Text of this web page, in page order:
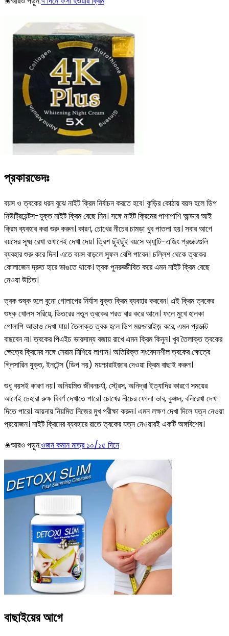
প্রকারভেদঃ
বয়স ও ত্বকের ধরন বুঝে নাইট ক্রিম নির্বাচন করতে হবে। কুড়ির কোঠায় বয়স হলে ডিপ
নিউট্রিয়েন্টস-যুক্ত নাইট ক্রিম বেছে নিন। সঙ্গে নাইট ক্রিমের পাশাপাশি আন্ডার আই
ক্রিম ব্যবহার করা শুরু করুন। কারণ, চোখের নীচের চামড়া খুব পাতলা হয়। সবার আগে
বয়সের সূক্ষ্ম রেখা ওখানেই দেখা দেয়। ত্রিশ ছুঁইছুঁই বয়সে অ্যান্টি-এজিং প্রডাক্টগুলি
ব্যবহার শুরু করে দিন। এতে বয়স বাড়লে সুফল বেশি পাবেন। চল্লিশ থেকে ত্বকের
কোলাজেন দ্রুত হারে ভাঙতে থাকে। ত্বক পুনরুজ্জীবিত করে এমন নাইট ক্রিম বেছে
নেওয়া উচিত।
ত্বক শুষ্ক হলে বুনো গোলাপের নির্যাস যুক্ত ক্রিম ব্যবহার করবেন। এই ক্রিম ত্বকের
শুষ্ক খোলস সরিয়ে, ভিতরের নতুন ত্বকের পরত বার করে আনে। ফলে মুখে হালকা
গোলাপি আভাও দেখা যায়। তৈলাক্ত ত্বক হলে ডিপ ময়শ্চারাইজ় করে, এমন প্রডাক্ট
বাছবেন না। ত্বকের পিএইচ ভারসাম্য বজায় রাখে এমন ক্রিম কিনুন। খুব তৈলাক্ত ত্বকের
ক্ষেত্রে ক্রিমের সঙ্গে সেরাম মিশিয়ে লাগান। অতিরিক্ত সংবেদনশীল ত্বকের ক্ষেত্রে
গ্লিসারিন যুক্ত, ইনটেন্স (ডিপ নয়) ময়শ্চারাইজ়ার দেওয়া ক্রিম বাছাই করুন।
শুধু বয়সই কারণ নয়। অনিয়মিত জীবনচর্যা, স্ট্রেস, অনিদ্রা ইত্যাদির কারণে সময়ের
আগেই চেহারা রুক্ষ বিবর্ণ দেখাতে পারে। চোখের নীচের ফোলা ভাব, কুঞ্চন, বলিরেখা দেখা
দিতে পারে। আয়নায় নিয়মিত নিজের মুখ পরীক্ষা করুন। এমন লক্ষণ দেখা দিলে যত্ন নেওয়া
প্রয়োজন। নাইট ক্রিমের ব্যবহারে রাতে ত্বকের যত্ন নেওয়ারই একটি অঙ্গবিশেষ।
✬আরও পড়ুন:ওজন কমান মাত্র ১০/১৫ দিনে
বাছাইয়ের আগে